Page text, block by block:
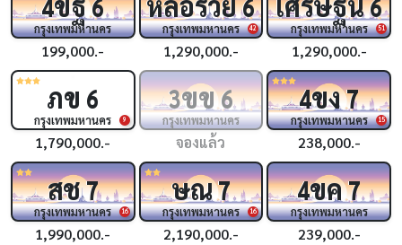
กรุงเทพมหานคร
199,000.-
42
กรุงเทพมหานคร
1,290,000.-
51
กรุงเทพมหานคร
1,290,000.-
9
ภข 6
กรุงเทพมหานคร
1,790,000.-
3ขข6
กรุงเทพมหานคร
จองแล้ว
15
4ขง7
กรุงเทพมหานคร
238,000.-
16
สช7
กรุงเทพมหานคร
1,990,000.-
16
ษณ7
กรุงเทพมหานคร
2,190,000.-
4ขค7
กรุงเทพมหานคร
239,000.-